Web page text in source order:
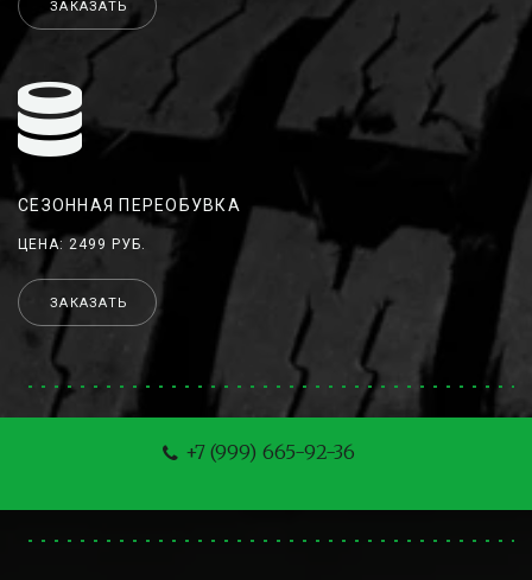
ЗАКАЗАТЬ
СЕЗОННАЯ ПЕРЕОБУВКА
ЦЕНА: 2499 РУБ.
ЗАКАЗАТЬ
+7 (999) 665-92-36